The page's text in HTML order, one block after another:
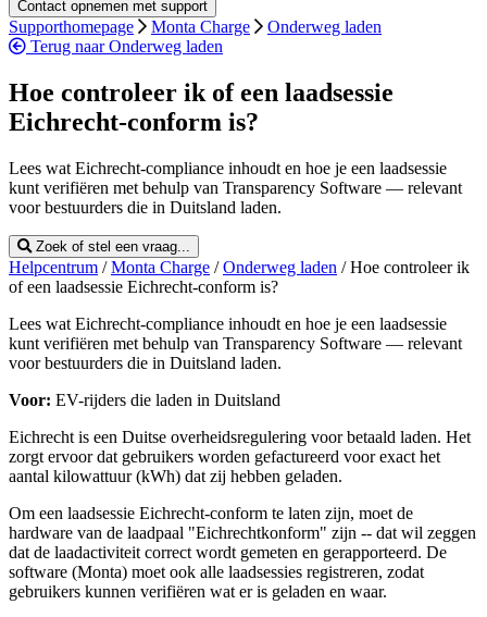
Supporthomepage Monta Charge
Onderweg laden
Terug naar Onderweg laden
Hoe controleer ik of een laadsessie
Eichrecht-conform is?
Lees wat Eichrecht-compliance inhoudt en hoe je een laadsessie
kunt verifiëren met behulp van Transparency Software — relevant
voor bestuurders die in Duitsland laden.
Zoek of stel een vraag...
Helpcentrum / Monta Charge / Onderweg laden / Hoe controleer ik
of een laadsessie Eichrecht-conform is?
Lees wat Eichrecht-compliance inhoudt en hoe je een laadsessie
kunt verifiëren met behulp van Transparency Software — relevant
voor bestuurders die in Duitsland laden.
Voor: EV-rijders die laden in Duitsland
Eichrecht is een Duitse overheidsregulering voor betaald laden. Het
zorgt ervoor dat gebruikers worden gefactureerd voor exact het
aantal kilowattuur (kWh) dat zij hebben geladen.
Om een laadsessie Eichrecht-conform te laten zijn, moet de
hardware van de laadpaal "Eichrechtkonform" zijn -- dat wil zeggen
dat de laadactiviteit correct wordt gemeten en gerapporteerd. De
software (Monta) moet ook alle laadsessies registreren, zodat
gebruikers kunnen verifiëren wat er is geladen en waar.